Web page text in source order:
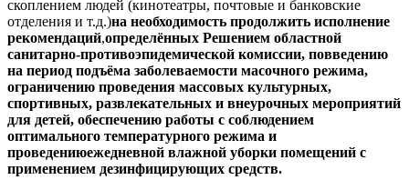
скоплением людей (кинотеатры, почтовые и банковские
отделения и т.д.)на необходимость продолжить исполнение
рекомендаций,определённых Решением областной
санитарно-противоэпидемической комиссии, повведению
на период подъёма заболеваемости масочного режима,
ограничению проведения массовых культурных,
спортивных, развлекательных и внеурочных мероприятий
для детей, обеспечению работы с соблюдением
оптимального температурного режима и
проведениюежедневной влажной уборки помещений с
применением дезинфицирующих средств.